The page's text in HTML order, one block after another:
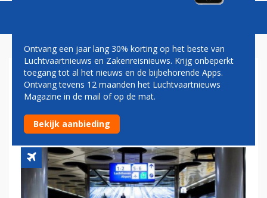
PRORAIL: ACTIE VAN
WINKELDIEF SCHIPHOL LIET
SYSTEEM CRASHEN
Ontvang een jaar lang 30% korting op het beste van
Luchtvaartnieuws en Zakenreisnieuws. Krijg onbeperkt
toegang tot al het nieuws en de bijbehorende Apps.
Ontvang tevens 12 maanden het Luchtvaartnieuws
Magazine in de mail of op de mat.
Bekijk aanbieding